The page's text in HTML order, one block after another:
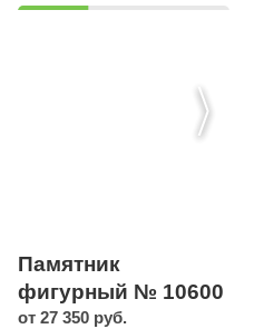
Памятник
фигурный № 10600
от 27 350 руб.